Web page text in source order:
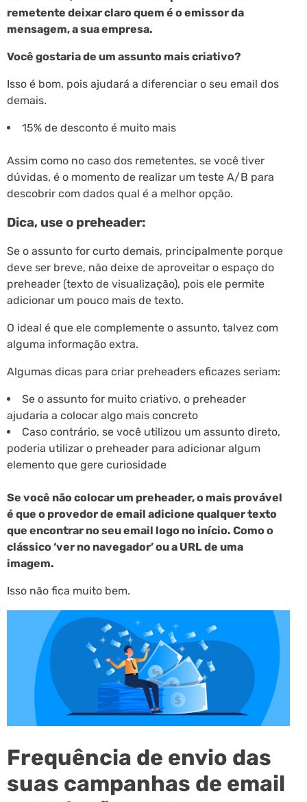
remetente deixar claro quem é o emissor da
mensagem, a sua empresa.
Você gostaria de um assunto mais criativo?
Isso é bom, pois ajudará a diferenciar o seu email dos
demais.
15% de desconto é muito mais
Assim como no caso dos remetentes, se você tiver
dúvidas, é o momento de realizar um teste A/B para
descobrir com dados qual é a melhor opção.
Dica, use o preheader:
Se o assunto for curto demais, principalmente porque
deve ser breve, não deixe de aproveitar o espaço do
preheader (texto de visualização), pois ele permite
adicionar um pouco mais de texto.
O ideal é que ele complemente o assunto, talvez com
alguma informação extra.
Algumas dicas para criar preheaders eficazes seriam:
Se o assunto for muito criativo, o preheader
ajudaria a colocar algo mais concreto
Caso contrário, se você utilizou um assunto direto,
poderia utilizar o preheader para adicionar algum
elemento que gere curiosidade
Se você não colocar um preheader, o mais provável
é que o provedor de email adicione qualquer texto
que encontrar no seu email logo no início. Como o
clássico ‘ver no navegador’ ou a URL de uma
imagem.
Isso não fica muito bem.
Frequência de envio das
suas campanhas de email